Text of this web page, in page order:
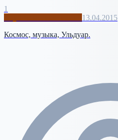
1
13.04.2015
Космос, музыка, Ульдуар.